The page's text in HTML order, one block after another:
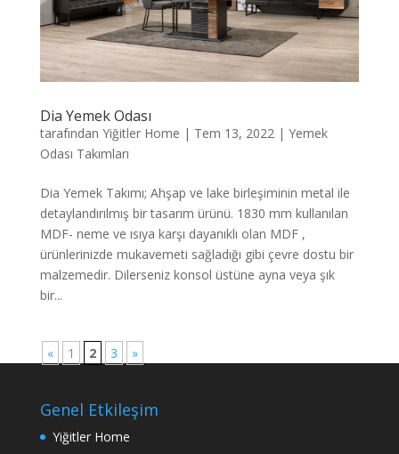
Dia Yemek Odası
tarafından Yiğitler Home | Tem 13, 2022| Yemek
Odası Takımları
Dia Yemek Takımı; Ahşap ve lake birleşiminin metal ile
detaylandırılmış bir tasarım ürünü. 1830 mm kullanılan
MDF- neme ve ısıya karşı dayanıklı olan MDF ,
ürünlerinizde mukavemeti sağladığı gibi çevre dostu bir
malzemedir. Dilerseniz konsol üstüne ayna veya şık
bir...
« 1 2 3 »
Genel Etkileşim
Yiğitler Home